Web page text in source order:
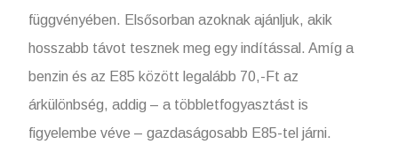
függvényében. Elsősorban azoknak ajánljuk, akik
hosszabb távot tesznek meg egy indítással. Amíg a
benzin és az E85 között legalább 70,-Ft az
árkülönbség, addig – a többletfogyasztást is
figyelembe véve – gazdaságosabb E85-tel járni.